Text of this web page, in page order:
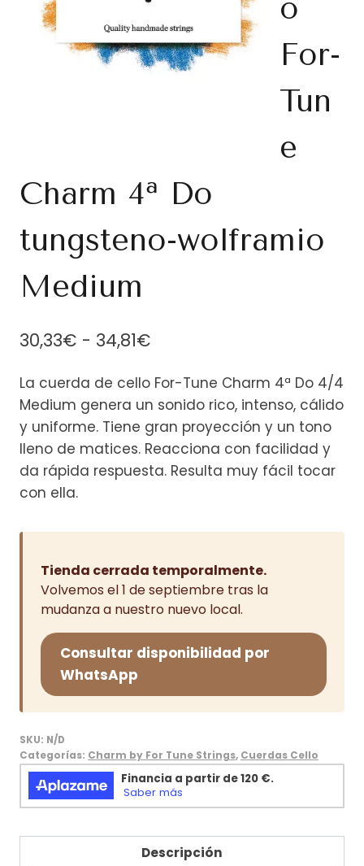
o
For-
Tun
e
Charm 4ª Do
tungsteno-wolframio
Medium
30,33€ - 34,81€
precios:
desde
30,33€
hasta
La cuerda de cello For-Tune Charm 4ª Do 4/4
Medium genera un sonido rico, intenso, cálido
y uniforme. Tiene gran proyección y un tono
lleno de matices. Reacciona con facilidad y
da rápida respuesta. Resulta muy fácil tocar
con ella.
Tienda cerrada temporalmente.
Volvemos el 1 de septiembre tras la
mudanza a nuestro nuevo local.
Consultar disponibilidad por
WhatsApp
SKU: N/D
Categorías: Charm by For Tune Strings, Cuerdas Cello
Descripción